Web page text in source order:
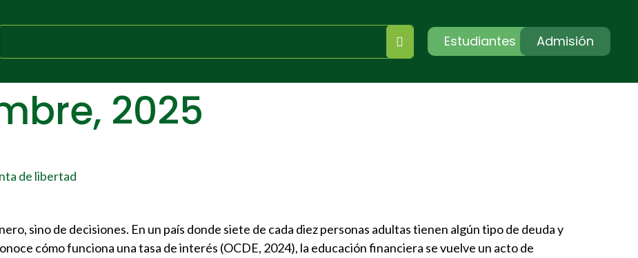
Estudiantes Admisión
2025
de libertad
sino de decisiones. En un país donde siete de cada diez personas adultas tienen algún tipo de deuda y
cómo funciona una tasa de interés (OCDE, 2024), la educación financiera se vuelve un acto de